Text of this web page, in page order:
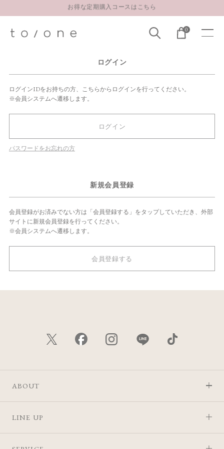
お得な定期購入コースはこちら
【重要】お盆期間中のお問い合わせと商品配送に関しまして
0
ログイン
ログインIDをお持ちの方、こちらからログインを行ってください。
※会員システムへ遷移します。
ログイン
パスワードをお忘れの方
新規会員登録
会員登録がお済みでない方は「会員登録する」をタップしていただき、外部
サイトに新規会員登録を行ってください。
※会員システムへ遷移します。
会員登録する
ABOUT
LINE UP